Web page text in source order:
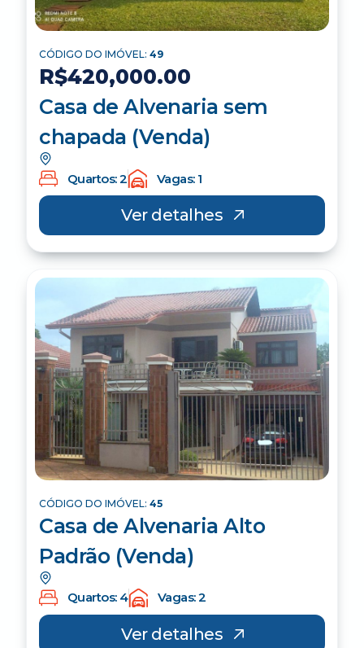
CÓDIGO DO IMÓVEL: 49
R$420,000.00
Casa de Alvenaria sem
chapada (Venda)
Quartos: 2 Vagas: 1
Ver detalhes
CÓDIGO DO IMÓVEL: 45
Casa de Alvenaria Alto
Padrão (Venda)
Quartos: 4 Vagas: 2
Ver detalhes